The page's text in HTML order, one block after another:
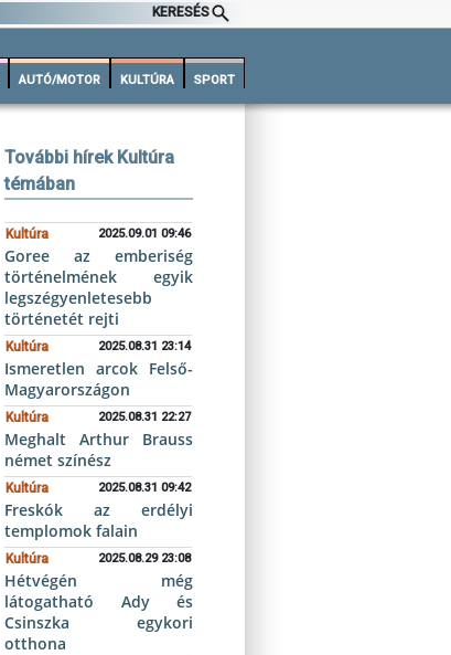
KERESÉS
AUTÓ/MOTOR KULTÚRA SPORT
További hírek Kultúra
témában
Kultúra 2025.09.01 09:46
Goree az emberiség
történelmének egyik
legszégyenletesebb
történetét rejti
Kultúra 2025.08.31 23:14
Ismeretlen arcok Felső-
Magyarországon
Kultúra 2025.08.31 22:27
Meghalt Arthur Brauss
német színész
Kultúra 2025.08.31 09:42
Freskók az erdélyi
templomok falain
Kultúra 2025.08.29 23:08
Hétvégén még
látogatható Ady és
Csinszka egykori
otthona